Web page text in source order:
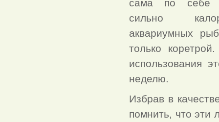
сама по себе
сильно
аквариумных
только
использования
неделю.
Избрав в
помнить, что эти